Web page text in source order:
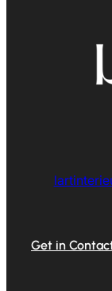
Get in